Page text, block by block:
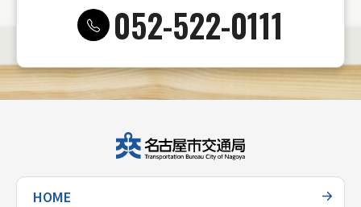
052-522-0111
HOME